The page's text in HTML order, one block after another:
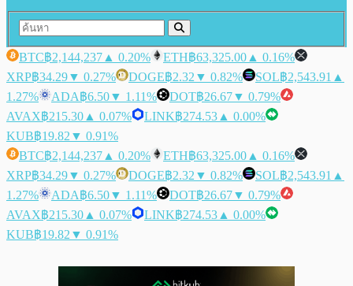
BTC฿2,144,237 ▲ 0.20% ETH฿63,325.00 ▲ 0.16%
XRP฿34.29▼ 0.27% DOGE฿2.32 ▼ 0.82% SOL฿2,543.91 ▲
1.27%
ADA฿6.50▼ 1.11% DOT฿26.67▼ 0.79%
AVAX฿215.30 ▲ 0.07% LINK฿274.53 ▲ 0.00%
KUB฿19.82 ▼ 0.91%
BTC฿2,144,237 ▲ 0.20% ETH฿63,325.00 ▲ 0.16%
XRP฿34.29▼ 0.27% DOGE฿2.32 ▼ 0.82% SOL฿2,543.91 ▲
1.27%
ADA฿6.50▼ 1.11% DOT฿26.67▼ 0.79%
AVAX฿215.30 ▲ 0.07% LINK฿274.53 ▲ 0.00%
KUB฿19.82 ▼ 0.91%